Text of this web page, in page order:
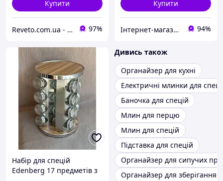
Купити
Reveto.com.ua - товары для кухни, термосы и термокружки, термосумки и многое другое 97%
Купити
Інтернет-магазин "Mak7" 94%
Набір для спецій
Edenberg 17 предметів з
Дивись також
Органайзер для кухні
Електричні млинки для
Баночка для спецій
Млин для перцю
Млин для спецій
Підставка для спецій
Органайзер для сипучих
Органайзер для зберігання